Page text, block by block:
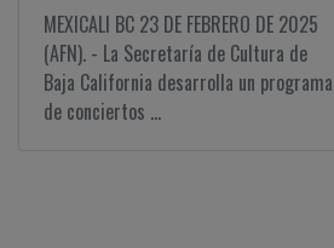
MEXICALI BC 23 DE FEBRERO DE 2025
(AFN). - La Secretaría de Cultura de
Baja California desarrolla un programa
de conciertos ...